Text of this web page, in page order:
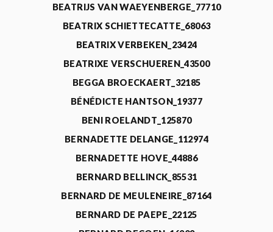
BEATRIJS VAN WAEYENBERGE_77710
BEATRIX SCHIETTECATTE_68063
BEATRIX VERBEKEN_23424
BEATRIXE VERSCHUEREN_43500
BEGGA BROECKAERT_32185
BÉNÉDICTE HANTSON_19377
BENI ROELANDT_125870
BERNADETTE DELANGE_112974
BERNADETTE HOVE_44886
BERNARD BELLINCK_85531
BERNARD DE MEULENEIRE_87164
BERNARD DE PAEPE_22125